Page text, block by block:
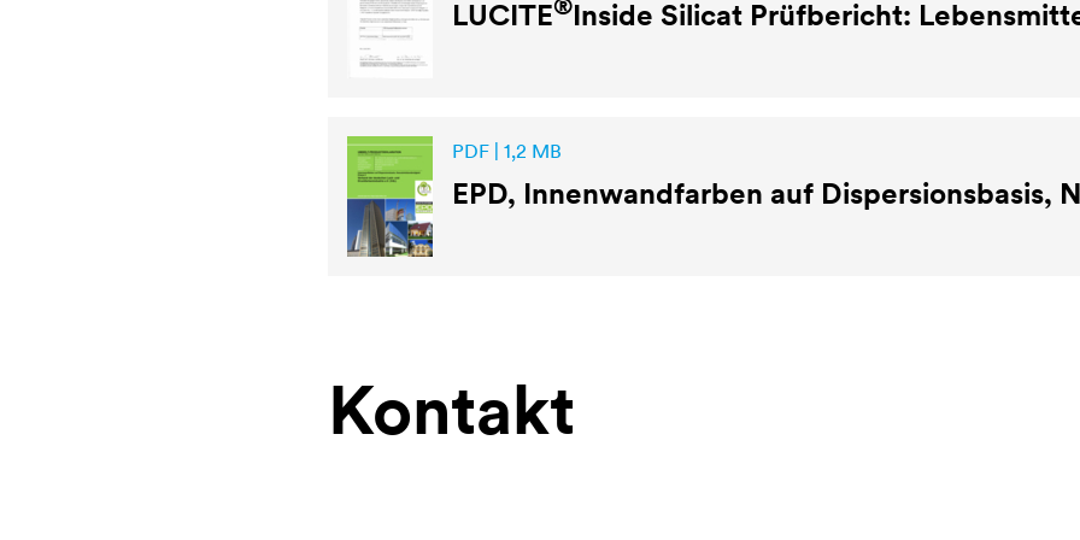
LUCITE Inside Silicat Prüfbericht:
PDF | 1,2 MB
EPD, Innenwandfarben auf Dispersionsbasis,
Kontakt